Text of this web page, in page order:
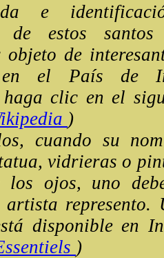
e
de estos santos
objeto de
en el País de
clic en el
)
cuando su
vidrieras o
los ojos, uno
artista represento.
disponible en
)